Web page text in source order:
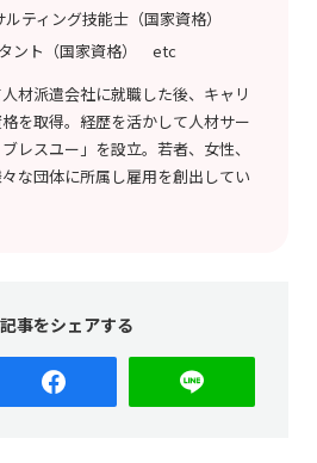
ティング技能士（国家資格）
ント（国家資格） etc
材派遣会社に就職した後、キャリ
を取得。経歴を活かして人材サー
レスユー」を設立。若者、女性、
な団体に所属し雇用を創出してい
事をシェアする